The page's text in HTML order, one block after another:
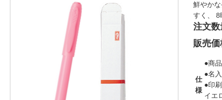
鮮やか
すく、 8
注文数
販売価
仕
様
●商
●名
●印
イエ